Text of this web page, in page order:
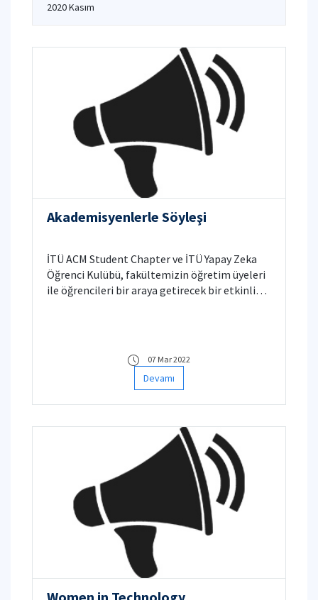
2020 Kasım
Akademisyenlerle Söyleşi
İTÜ ACM Student Chapter ve İTÜ Yapay Zeka
Öğrenci Kulübü, fakültemizin öğretim üyeleri
ile öğrencileri bir araya getirecek bir etkinlik
07 Mar 2022
Devamı